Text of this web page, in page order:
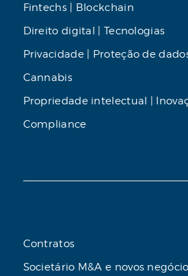
Fintechs | Blockchain
Direito digital | Tecnologias
Privacidade | Proteção de
Cannabis
Propriedade intelectual |
Compliance
Contratos
Societário M&A e novos